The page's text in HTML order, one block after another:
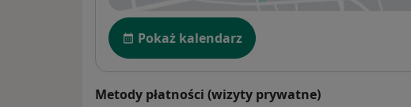
Dostępność
Pokaż kalendarz
Metody płatności (wizyty prywatne)